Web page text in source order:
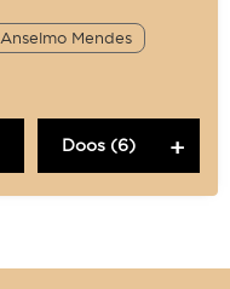
Anselmo Mendes
Doos (6)